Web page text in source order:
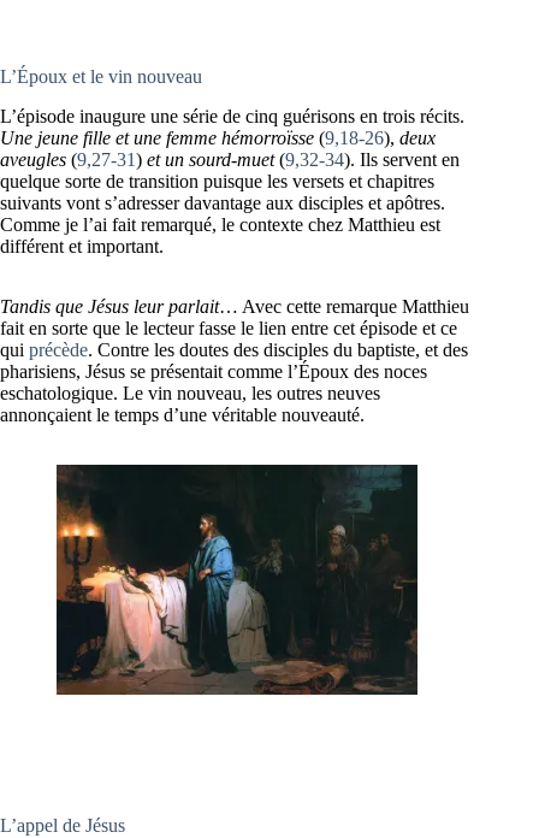
L’Époux et le vin nouveau
L’épisode inaugure une série de cinq guérisons en trois récits.
Une jeune fille et une femme hémorroïsse (9,18-26), deux
aveugles (9,27-31) et un sourd-muet(9,32-34). Ils servent en
quelque sorte de transition puisque les versets et chapitres
suivants vont s’adresser davantage aux disciples et apôtres.
Comme je l’ai fait remarqué, le contexte chez Matthieu est
différent et important.
Tandis que Jésus leur parlait… Avec cette remarque Matthieu
fait en sorte que le lecteur fasse le lien entre cet épisode et ce
qui précède. Contre les doutes des disciples du baptiste, et des
pharisiens, Jésus se présentait comme l’Époux des noces
eschatologique. Le vin nouveau, les outres neuves
annonçaient le temps d’une véritable nouveauté.
L’appel de Jésus